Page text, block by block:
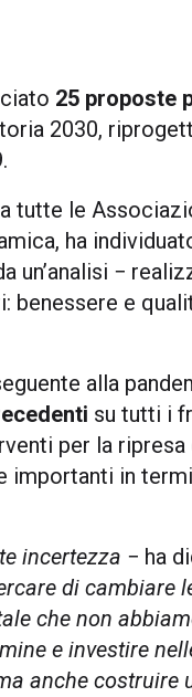
25 proposte
2030,
le
ha
un’analisi −
benessere e
alla
su tutti i
per la
importanti in
incertezza − ha
di cambiare
che non
e investire
anche costruire